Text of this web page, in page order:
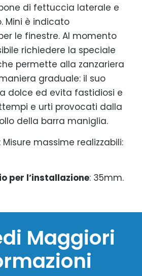
di fettuccia laterale e
Mini è indicato
le finestre. Al momento
richiedere la speciale
permette alla zanzariera
graduale: il suo
dolce ed evita fastidiosi e
e urti provocati dalla
della barra maniglia.
: Misure massime realizzabili:
per l’installazione: 35mm.
Maggiori